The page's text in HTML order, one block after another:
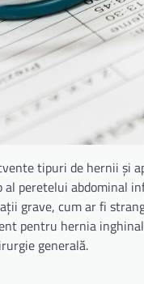
tipuri de hernii și
peretelui abdominal
grave, cum ar fi
pentru hernia
generală.